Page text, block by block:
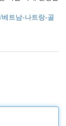
트남-나트랑-골